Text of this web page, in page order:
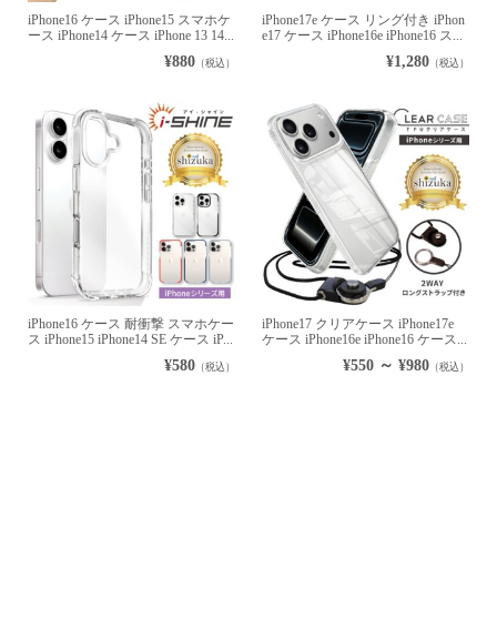
iPhone16 ケース iPhone15 スマホケ
ース iPhone14 ケース iPhone 13 14...
¥880（税込）
iPhone17e ケース リング付き iPhon
e17 ケース iPhone16e iPhone16 ス...
¥1,280 （税込）
iPhone16 ケース 耐衝撃 スマホケー
ス iPhone15 iPhone14 SE ケース iP...
¥580（税込）
iPhone17 クリアケース iPhone17e
ケース iPhone16e iPhone16 ケース...
¥550 ～ ¥980 （税込）